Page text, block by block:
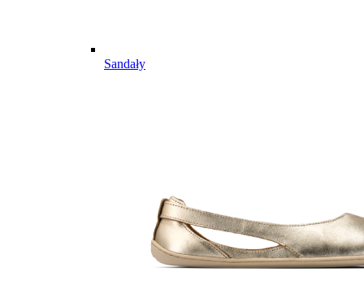
Sandały